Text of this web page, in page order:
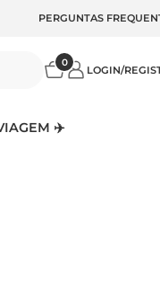
PERGUNTAS
0
LOGIN/
✈️